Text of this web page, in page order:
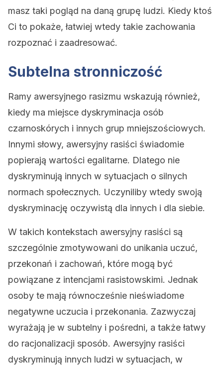
masz taki pogląd na daną grupę ludzi. Kiedy ktoś
Ci to pokaże, łatwiej wtedy takie zachowania
rozpoznać i zaadresować.
Subtelna stronniczość
Ramy awersyjnego rasizmu wskazują również,
kiedy ma miejsce dyskryminacja osób
czarnoskórych i innych grup mniejszościowych.
Innymi słowy, awersyjny rasiści świadomie
popierają wartości egalitarne. Dlatego nie
dyskryminują innych w sytuacjach o silnych
normach społecznych. Uczyniliby wtedy swoją
dyskryminację oczywistą dla innych i dla siebie.
W takich kontekstach awersyjny rasiści są
szczególnie zmotywowani do unikania uczuć,
przekonań i zachowań, które mogą być
powiązane z intencjami rasistowskimi. Jednak
osoby te mają równocześnie nieświadome
negatywne uczucia i przekonania. Zazwyczaj
wyrażają je w subtelny i pośredni, a także łatwy
do racjonalizacji sposób. Awersyjny rasiści
dyskryminują innych ludzi w sytuacjach, w